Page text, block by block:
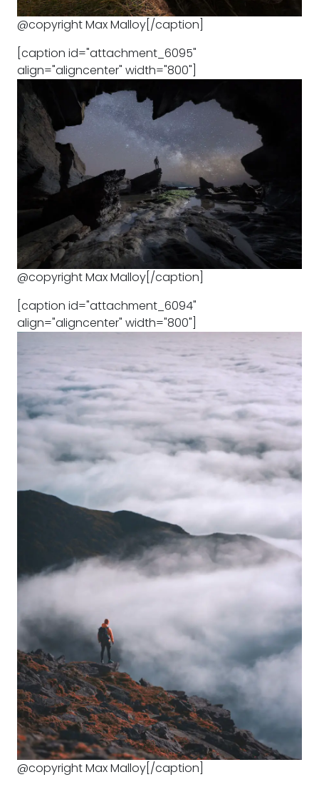
@copyright Max Malloy[/caption]
[caption id="attachment_6095"
align="aligncenter" width="800"]
@copyright Max Malloy[/caption]
[caption id="attachment_6094"
align="aligncenter" width="800"]
@copyright Max Malloy[/caption]